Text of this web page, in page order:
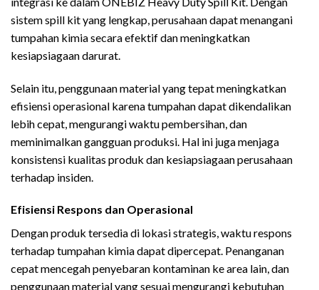
sistem spill kit yang lengkap, perusahaan dapat menangani
tumpahan kimia secara efektif dan meningkatkan
kesiapsiagaan darurat.
Selain itu, penggunaan material yang tepat meningkatkan
efisiensi operasional karena tumpahan dapat dikendalikan
lebih cepat, mengurangi waktu pembersihan, dan
meminimalkan gangguan produksi. Hal ini juga menjaga
konsistensi kualitas produk dan kesiapsiagaan perusahaan
terhadap insiden.
Efisiensi Respons dan Operasional
Dengan produk tersedia di lokasi strategis, waktu respons
terhadap tumpahan kimia dapat dipercepat. Penanganan
cepat mencegah penyebaran kontaminan ke area lain, dan
penggunaan material yang sesuai mengurangi kebutuhan